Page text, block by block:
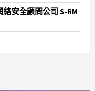
絡安全顧問公司 S-RM